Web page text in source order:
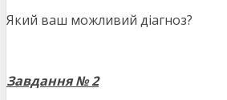
Який ваш можливий діагноз?
Завдання № 2